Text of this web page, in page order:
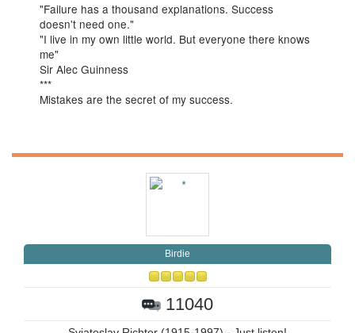
"Failure has a thousand explanations. Success
doesn't need one."
"I live in my own little world. But everyone there knows
me"
Sir Alec Guinness
***
Mistakes are the secret of my success.
Birdie
11040